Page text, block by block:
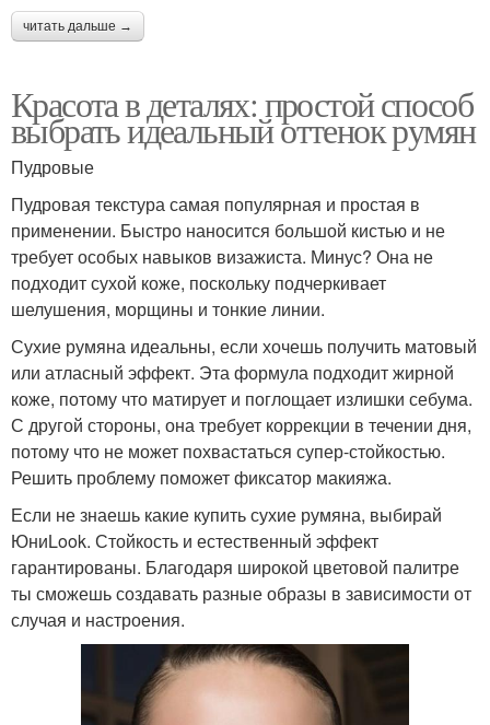
читать дальше →
Красота в деталях: простой способ
выбрать идеальный оттенок румян
Пудровые
Пудровая текстура самая популярная и простая в
применении. Быстро наносится большой кистью и не
требует особых навыков визажиста. Минус? Она не
подходит сухой коже, поскольку подчеркивает
шелушения, морщины и тонкие линии.
Сухие румяна идеальны, если хочешь получить матовый
или атласный эффект. Эта формула подходит жирной
коже, потому что матирует и поглощает излишки себума.
С другой стороны, она требует коррекции в течении дня,
потому что не может похвастаться супер-стойкостью.
Решить проблему поможет фиксатор макияжа.
Если не знаешь какие купить сухие румяна, выбирай
ЮниLook. Стойкость и естественный эффект
гарантированы. Благодаря широкой цветовой палитре
ты сможешь создавать разные образы в зависимости от
случая и настроения.